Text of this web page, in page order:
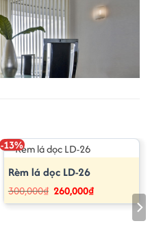
-13%
Rèm lá dọc LD-26
300,000₫ Giá
gốc
là:
260,000₫Giá
hiện
tại